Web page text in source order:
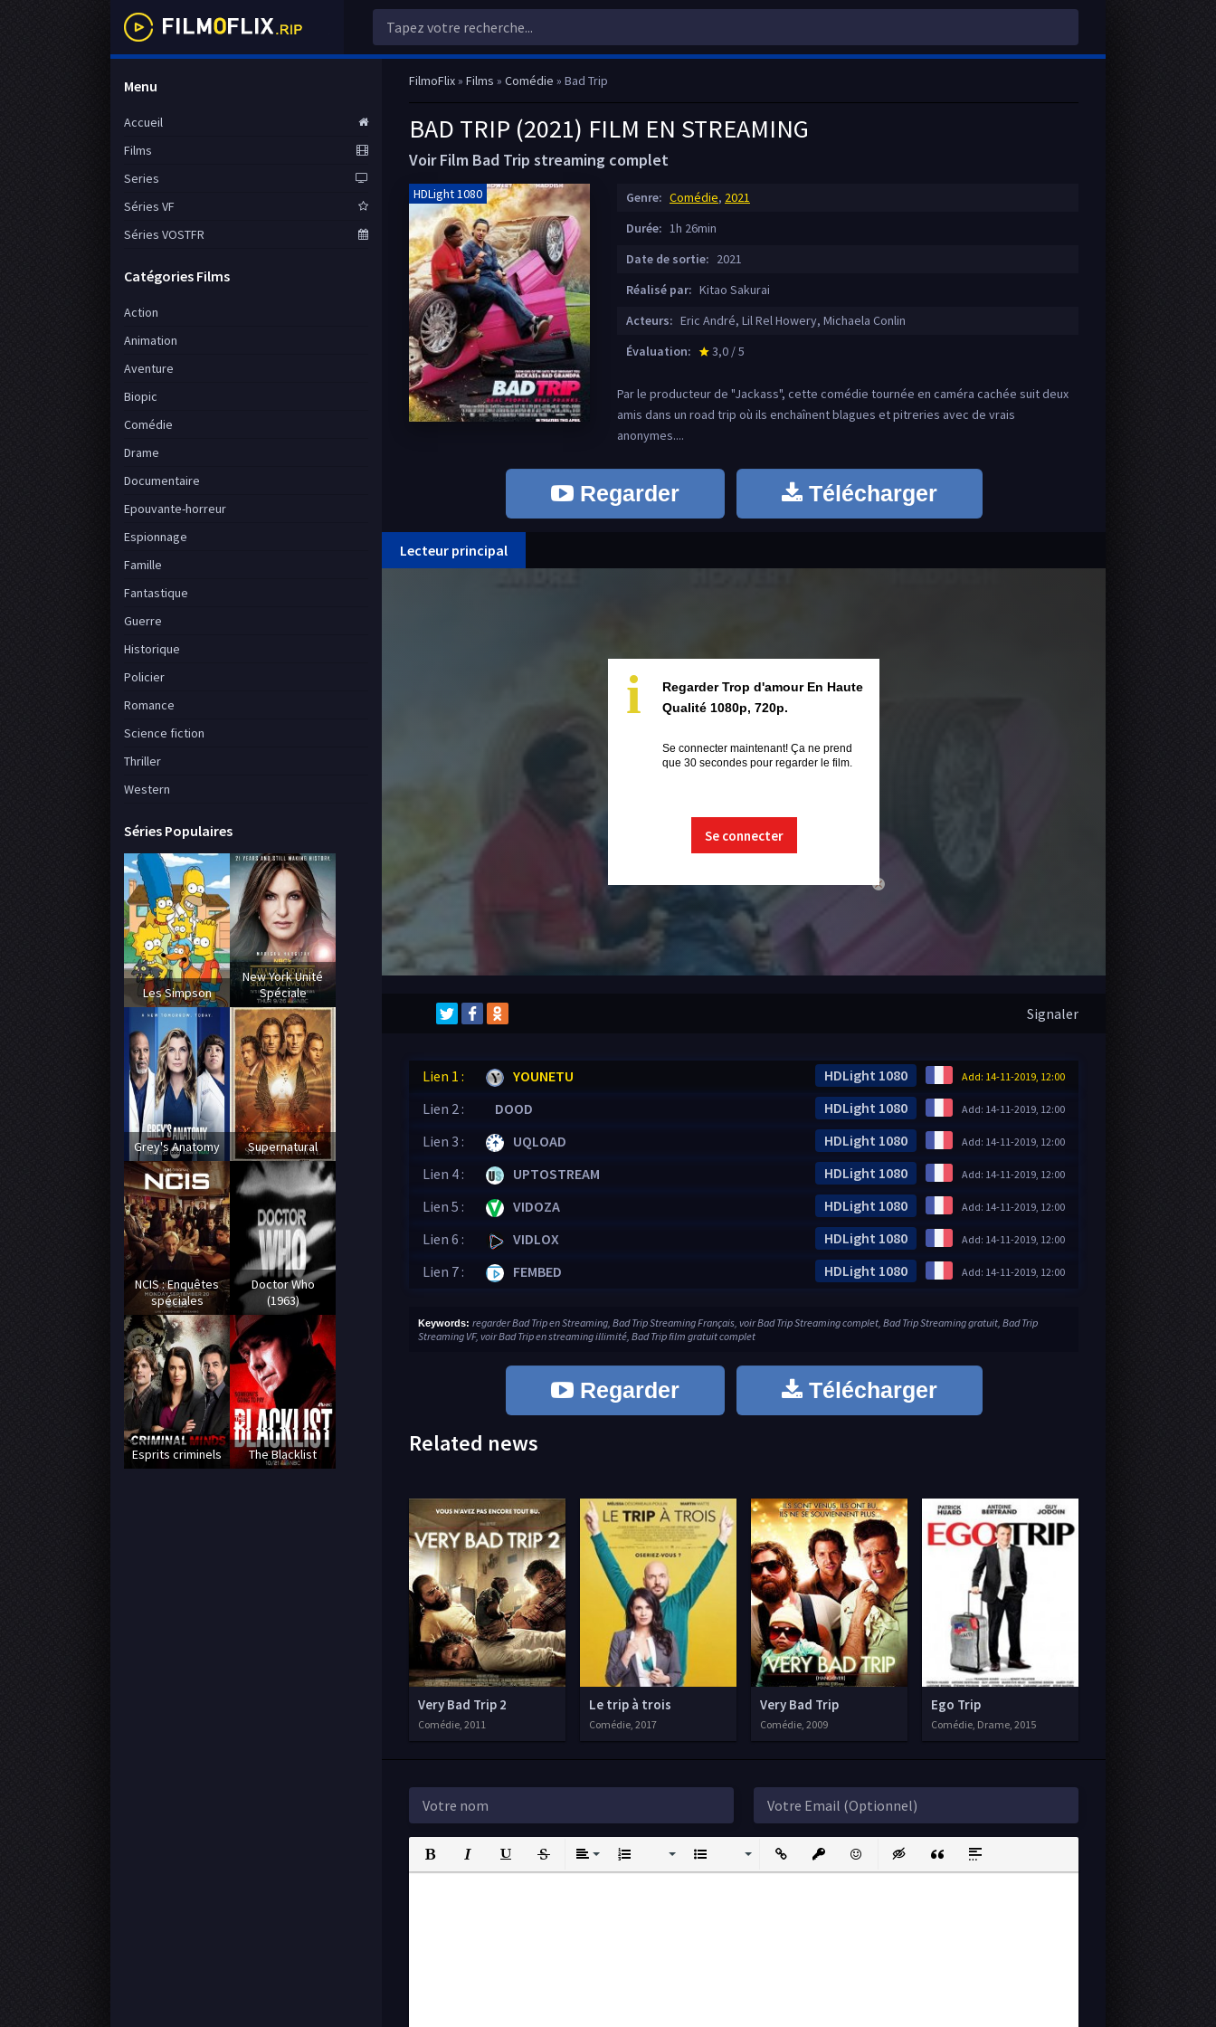
FilmoFlix» Films » Comédie » Bad Trip
BAD TRIP (2021) FILM EN STREAMING
Voir Film Bad Trip streaming complet
HDLight 1080 Genre: Comédie, 2021
Durée: 1h 26min
Date de sortie: 2021
Réalisé par: Kitao Sakurai
Acteurs: Eric André, Lil Rel Howery, Michaela Conlin
Évaluation:
star_rate
3,0 / 5
Par le producteur de "Jackass", cette comédie tournée en caméra cachée suit deux
amis dans un road trip où ils enchaînent blagues et pitreries avec de vrais
anonymes....
Regarder Télécharger
Lecteur principal
close
i
Regarder Trop d'amour En Haute
Qualité 1080p, 720p.
Se connecter maintenant! Ça ne prend
que 30 secondes pour regarder le film.
Se connecter
Signaler
Lien 1 : YOUNETU Add: 14-11-2019, 12:00
HDLight 1080
Lien 2 :
DOOD Add: 14-11-2019, 12:00
HDLight 1080
Lien 3 :
UQLOAD Add: 14-11-2019, 12:00
HDLight 1080
Lien 4 :
UPTOSTREAM Add: 14-11-2019, 12:00
HDLight 1080
Lien 5 :
VIDOZA Add: 14-11-2019, 12:00
HDLight 1080
Lien 6 :
VIDLOX Add: 14-11-2019, 12:00
HDLight 1080
Lien 7 :
FEMBED Add: 14-11-2019, 12:00
HDLight 1080
Keywords: regarder Bad Trip en Streaming, Bad Trip Streaming Français, voir Bad Trip Streaming complet, Bad Trip Streaming gratuit, Bad Trip
Streaming VF, voir Bad Trip en streaming illimité, Bad Trip film gratuit complet
Regarder Télécharger
Related news
Very Bad Trip 2
Comédie, 2011
Le trip à trois
Comédie, 2017
Very Bad Trip
Comédie, 2009
Ego Trip
Comédie, Drame, 2015
Bold Italic UnderlineStrikethrough
AlignOrdered List Unordered ListInsert LinkInsert protected link
EmoticonsInsert hidden text
Insert QuoteInsert spoiler
Menu
Accueil
Films
Series
Séries VF
Séries VOSTFR
Catégories Films
Action
Animation
Aventure
Biopic
Comédie
Drame
Documentaire
Epouvante-horreur
Espionnage
Famille
Fantastique
Guerre
Historique
Policier
Romance
Science fiction
Thriller
Western
Séries Populaires
Les Simpson
New York Unité
Spéciale
Grey's Anatomy Supernatural
NCIS : Enquêtes
spéciales
Doctor Who
(1963)
Esprits criminels The Blacklist